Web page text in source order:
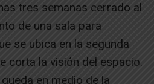
tres semanas cerrado al
de una sala para
se ubica en la segunda
corta la visión del espacio.
en medio de la